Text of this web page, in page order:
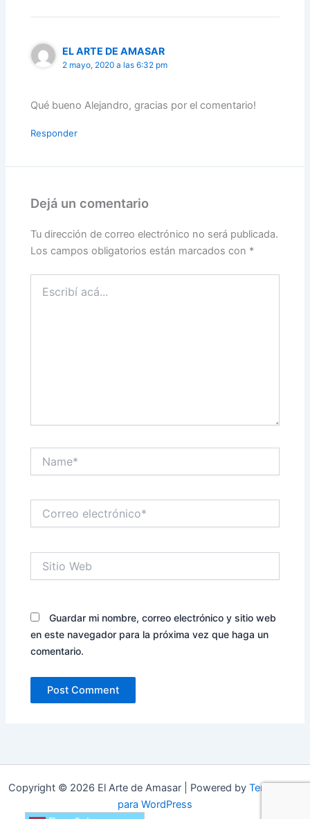
EL ARTE DE AMASAR
2 mayo, 2020 a las 6:32 pm
Qué bueno Alejandro, gracias por el comentario!
Responder
Dejá un comentario
Tu dirección de correo electrónico no será publicada.
Los campos obligatorios están marcados con *
acá...
electrónico*
Web
Guardar mi nombre, correo electrónico y sitio web
en este navegador para la próxima vez que haga un
comentario.
Copyright © 2026 El Arte de Amasar | Powered by Tema Astra
para WordPress